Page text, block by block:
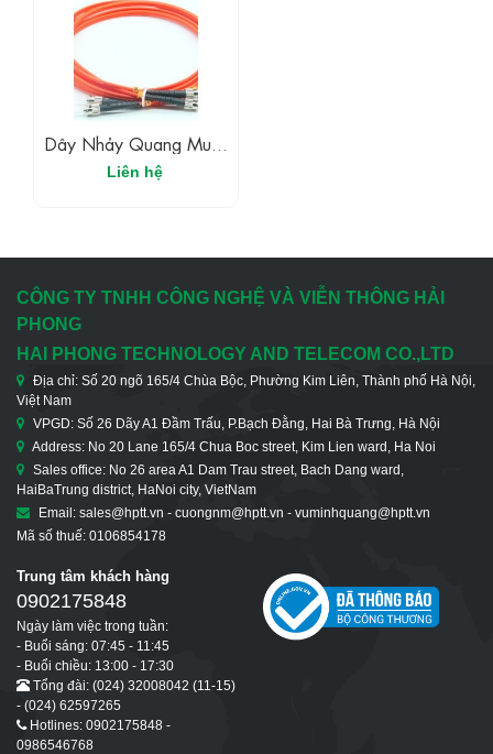
Dây Nhảy Quang Multi-
Mode ST-ST
Liên hệ
CÔNG TY TNHH CÔNG NGHỆ VÀ VIỄN THÔNG HẢI
PHONG
HAI PHONG TECHNOLOGY AND TELECOM CO.,LTD
Địa chỉ: Số 20 ngõ 165/4 Chùa Bộc, Phường Kim Liên, Thành phố Hà Nội,
Việt Nam
VPGD: Số 26 Dãy A1 Đầm Trấu, P.Bạch Đằng, Hai Bà Trưng, Hà Nội
Address: No 20 Lane 165/4 Chua Boc street, Kim Lien ward, Ha Noi
Sales office: No 26 area A1 Dam Trau street, Bach Dang ward,
HaiBaTrung district, HaNoi city, VietNam
Email: sales@hptt.vn - cuongnm@hptt.vn - vuminhquang@hptt.vn
Mã số thuế: 0106854178
Trung tâm khách hàng
0902175848
Ngày làm việc trong tuần:
- Buổi sáng: 07:45 - 11:45
- Buổi chiều: 13:00 - 17:30
Tổng đài: (024) 32008042 (11-15)
- (024) 62597265
Hotlines: 0902175848 -
0986546768